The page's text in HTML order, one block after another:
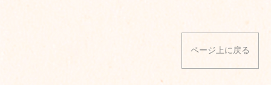
ページ上に戻る